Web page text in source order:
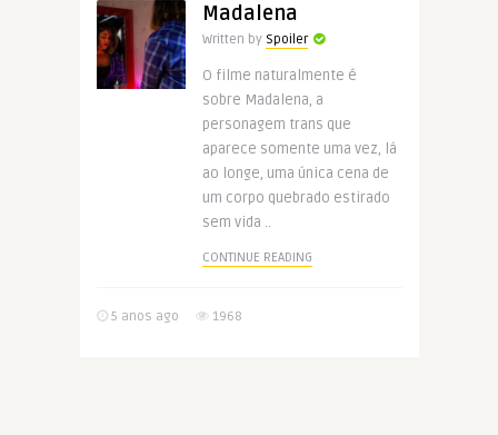
Madalena
Written by Spoiler
O filme naturalmente é
sobre Madalena, a
personagem trans que
aparece somente uma vez, lá
ao longe, uma única cena de
um corpo quebrado estirado
sem vida ..
CONTINUE READING
5 anos ago 1968